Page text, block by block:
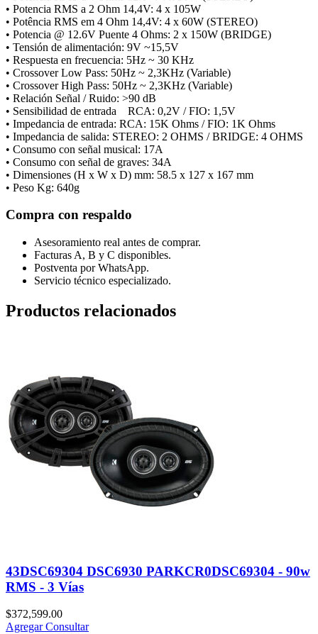
• Potencia RMS a 2 Ohm 14,4V: 4 x 105W
• Potência RMS em 4 Ohm 14,4V: 4 x 60W (STEREO)
• Potencia @ 12.6V Puente 4 Ohms: 2 x 150W (BRIDGE)
• Tensión de alimentación: 9V ~15,5V
• Respuesta en frecuencia: 5Hz ~ 30 KHz
• Crossover Low Pass: 50Hz ~ 2,3KHz (Variable)
• Crossover High Pass: 50Hz ~ 2,3KHz (Variable)
• Relación Señal / Ruido: >90 dB
• Sensibilidad de entrada RCA: 0,2V / FIO: 1,5V
• Impedancia de entrada: RCA: 15K Ohms / FIO: 1K Ohms
• Impedancia de salida: STEREO: 2 OHMS / BRIDGE: 4 OHMS
• Consumo con señal musical: 17A
• Consumo con señal de graves: 34A
• Dimensiones (H x W x D) mm: 58.5 x 127 x 167 mm
• Peso Kg: 640g
Compra con respaldo
Asesoramiento real antes de comprar.
Facturas A, B y C disponibles.
Postventa por WhatsApp.
Servicio técnico especializado.
Productos relacionados
43DSC69304 DSC6930 PARKCR0DSC69304 - 90w
RMS - 3 Vías
$372,599.00
AgregarConsultar